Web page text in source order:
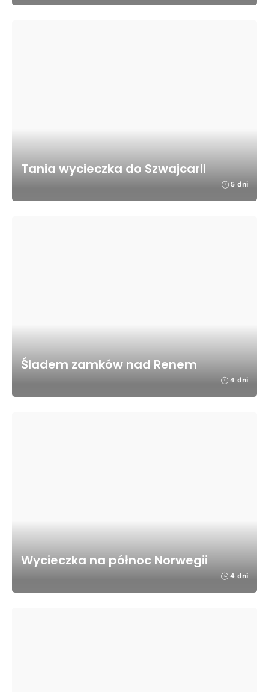
Tania wycieczka do Szwajcarii
5 dni
Śladem zamków nad Renem
4 dni
Wycieczka na północ Norwegii
4 dni